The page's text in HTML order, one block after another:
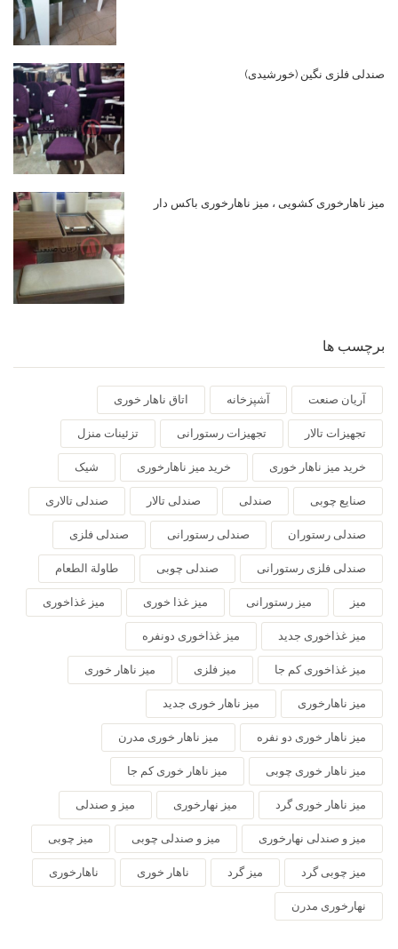
صندلی فلزی نگین (خورشیدی)
میز ناهارخوری کشویی ، میز ناهارخوری باکس دار
برچسب ها
آریان صنعت آشپزخانه اتاق ناهار خوری
تجهیزات تالار تجهیزات رستورانی تزئینات منزل
خرید میز ناهار خوری خرید میز ناهارخوری شیک
صنایع چوبی صندلی صندلی تالار صندلی تالاری
صندلی رستوران صندلی رستورانی صندلی فلزی
صندلی فلزی رستورانی صندلی چوبی طاولة الطعام
میز میز رستورانی میز غذا خوری میز غذاخوری
میز غذاخوری جدید میز غذاخوری دونفره
میز غذاخوری کم جا میز فلزی میز ناهار خوری
میز ناهارخوری میز ناهار خوری جدید
میز ناهار خوری دو نفره میز ناهار خوری مدرن
میز ناهار خوری چوبی میز ناهار خوری کم جا
میز ناهار خوری گرد میز نهارخوری میز و صندلی
میز و صندلی نهارخوری میز و صندلی چوبی میز چوبی
میز چوبی گرد میز گرد ناهار خوری ناهارخوری
نهارخوری مدرن